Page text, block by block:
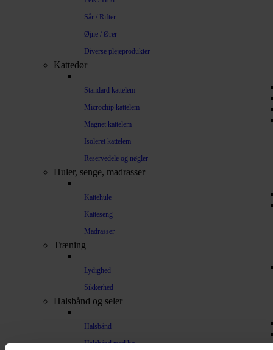
Sår / Rifter
Øjne / Ører
Diverse plejeprodukter
Kattedør
Standard kattelem
Microchip kattelem
Magnet kattelem
Isoleret kattelem
Reservedele og nøgler
Huler, senge, madrasser
Kattehule
Katteseng
Madrasser
Træning
Lydighed
Sikkerhed
Halsbånd og seler
Halsbånd
Halsbånd med lys